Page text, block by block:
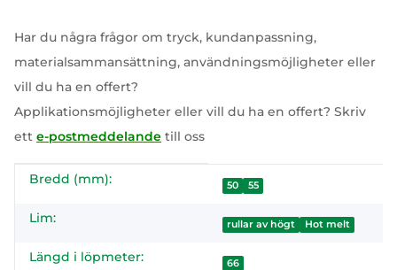
Har du några frågor om tryck, kundanpassning,
materialsammansättning, användningsmöjligheter eller
vill du ha en offert?
Applikationsmöjligheter eller vill du ha en offert? Skriv
ett e-postmeddelande till oss
#productDetails.itemInformation#
#productDetails.itemValue#
Bredd (mm): 50 55
Lim: rullar av högt Hot melt
Längd i löpmeter: 66